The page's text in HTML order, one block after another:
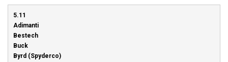
5.11
Adimanti
Bestech
Buck
Byrd (Spyderco)